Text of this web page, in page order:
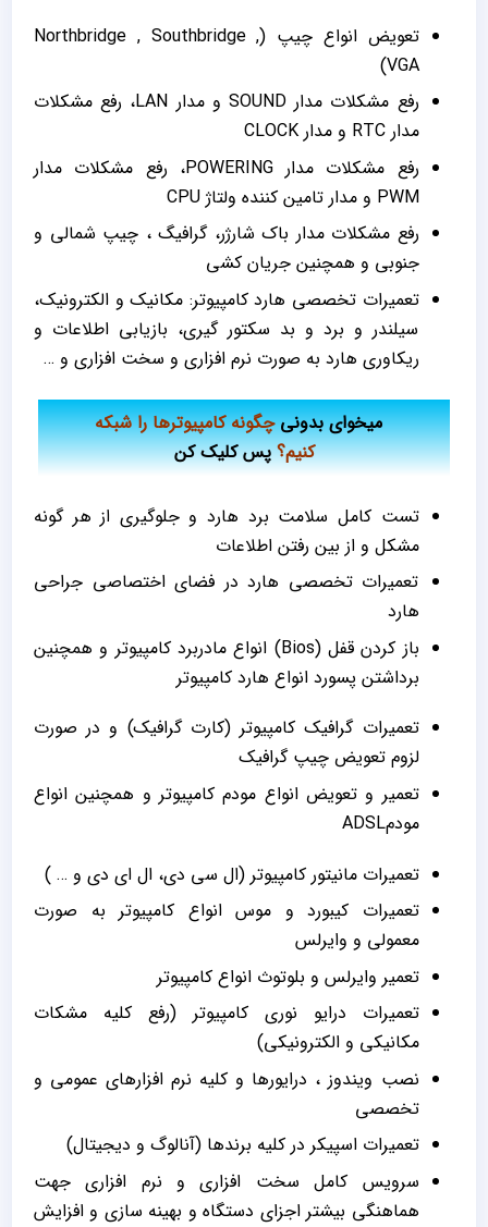
تعویض انواع چیپ (Northbridge , Southbridge ,
VGA)
رفع مشکلات مدار SOUND و مدار LAN، رفع مشکلات
مدار RTC و مدار CLOCK
رفع مشکلات مدار POWERING، رفع مشکلات مدار
PWM و مدار تامین کننده ولتاژ CPU
رفع مشکلات مدار باک شارژر، گرافیگ ، چیپ شمالی و
جنوبی و همچنین جریان کشی
تعمیرات تخصصی هارد کامپیوتر: مکانیک و الکترونیک،
سیلندر و برد و بد سکتور گیری، بازیابی اطلاعات و
ریکاوری هارد به صورت نرم افزاری و سخت افزاری و …
میخوای بدونیچگونه کامپیوترها را شبکه
کنیم؟پس کلیک کن
تست کامل سلامت برد هارد و جلوگيري از هر گونه
مشکل و از بين رفتن اطلاعات
تعمیرات تخصصی هارد در فضای اختصاصی جراحی
هارد
باز کردن قفل (Bios) انواع مادربرد کامپیوتر و همچنین
برداشتن پسورد انواع هارد کامپیوتر
تعمیرات گرافیک کامپیوتر (کارت گرافیک) و در صورت
لزوم تعویض چیپ گرافیک
تعمیر و تعویض انواع مودم کامپیوتر و همچنین انواع
مودمADSL
تعمیرات مانیتور کامپیوتر (ال سی دی، ال ای دی و … )
تعمیرات کیبورد و موس انواع کامپیوتر به صورت
معمولی و وایرلس
تعمیر وایرلس و بلوتوث انواع کامپیوتر
تعمیرات درایو نوری کامپیوتر (رفع کلیه مشکات
مکانیکی و الکترونیکی)
نصب ویندوز ، درایورها و کلیه نرم افزارهای عمومی و
تخصصی
تعمیرات اسپیکر در کلیه برندها (آنالوگ و دیجیتال)
سرویس کامل سخت افزاری و نرم افزاری جهت
هماهنگی بیشتر اجزای دستگاه و بهینه سازی و افزایش